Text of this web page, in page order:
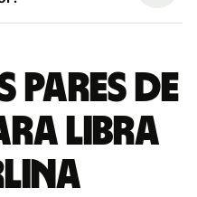
pares de
libra